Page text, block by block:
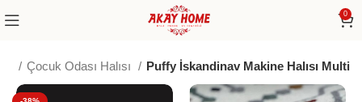
0
Çocuk Odası Halısı Puffy İskandinav Makine Halısı Multi